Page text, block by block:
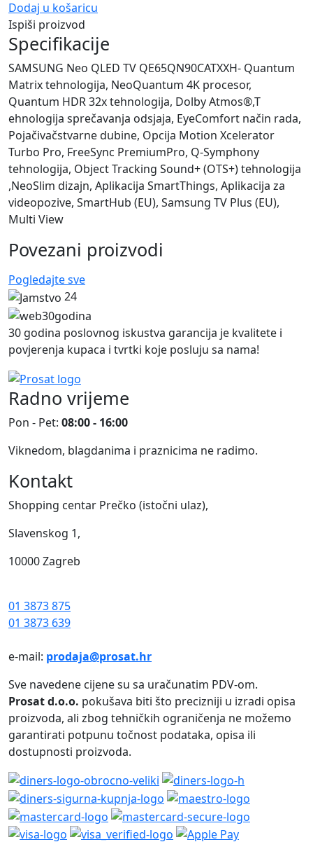
Dodaj u košaricu
Ispiši proizvod
Specifikacije
SAMSUNG Neo QLED TV QE65QN90CATXXH- Quantum
Matrix tehnologija, NeoQuantum 4K procesor,
‎Quantum HDR 32x tehnologija, Dolby Atmos®,T
ehnologija sprečavanja odsjaja, EyeComfort način rada,
Pojačivačstvarne dubine, Opcija Motion Xcelerator
Turbo Pro, FreeSync PremiumPro, Q-Symphony
tehnologija, Object Tracking Sound+ (OTS+) tehnologija
,NeoSlim dizajn, Aplikacija SmartThings, Aplikacija za
videopozive, SmartHub (EU), Samsung TV Plus (EU),
Multi View
Povezani proizvodi
Pogledajte sve
24
30 godina poslovnog iskustva garancija je kvalitete i
povjerenja kupaca i tvrtki koje posluju sa nama!
Radno vrijeme
Pon - Pet: 08:00 - 16:00
Viknedom, blagdanima i praznicima ne radimo.
Kontakt
Shopping centar Prečko (istočni ulaz),
Slavenskog 1,
10000 Zagreb
01 3873 875
01 3873 639
e-mail: prodaja@prosat.hr
Sve navedene cijene su sa uračunatim PDV-om.
Prosat d.o.o. pokušava biti što precizniji u izradi opisa
proizvoda, ali zbog tehničkih ograničenja ne možemo
garantirati potpunu točnost podataka, opisa ili
dostupnosti proizvoda.